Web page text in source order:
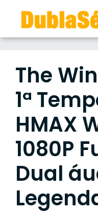
content
The
1ª
HMAX
1080P
Dual